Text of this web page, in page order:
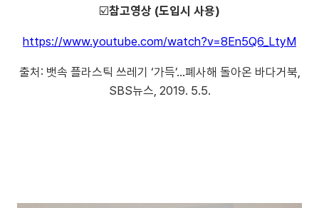
☑️참고영상 (도입시 사용)
https://www.youtube.com/watch?v=8En5Q6_LtyM
출처: 뱃속 플라스틱 쓰레기 ‘가득’…폐사해 돌아온 바다거북,
SBS뉴스 , 2019. 5.5.